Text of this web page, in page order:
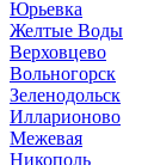
Юрьевка
Желтые Воды
Верховцево
Вольногорск
Зеленодольск
Илларионово
Межевая
Никополь